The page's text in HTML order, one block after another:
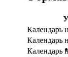
Календарь
Календарь
Календарь